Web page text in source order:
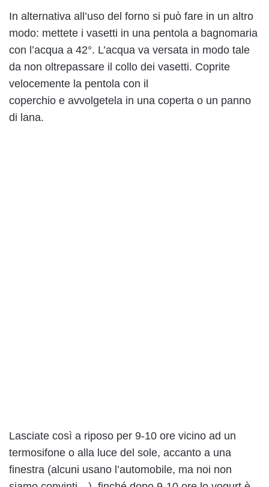
In alternativa all’uso del forno si può fare in un altro
modo: mettete i vasetti in una pentola a bagnomaria
con l’acqua a 42°. L’acqua va versata in modo tale
da non oltrepassare il collo dei vasetti. Coprite
velocemente la pentola con il
coperchio e avvolgetela in una coperta o un panno
di lana.
Lasciate così a riposo per 9-10 ore vicino ad un
termosifone o alla luce del sole, accanto a una
finestra (alcuni usano l’automobile, ma noi non